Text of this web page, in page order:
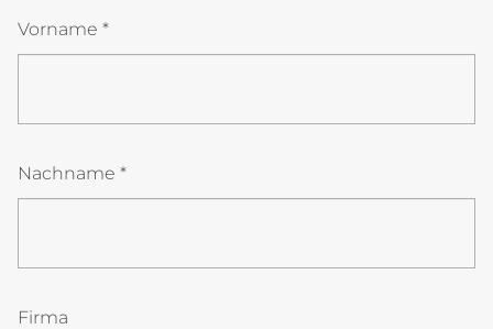
Vorname *
Nachname *
Firma